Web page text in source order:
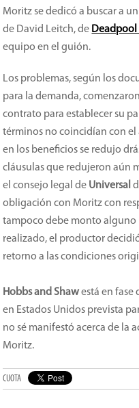
Moritz se dedicó a buscar a
de David Leitch, de Deadpool
equipo en el guión.
Los problemas, según los
para la demanda,
contrato para establecer su
términos no coincidían con
en los beneficios se redujo
cláusulas que redujeron aún
el consejo legal de Universal
obligación con Moritz con
tampoco debe monto alguno
realizado, el productor
retorno a las condiciones
Hobbs and Shawestá en fase
en Estados Unidos prevista
no sé manifestó acerca de la
Moritz.
CUOTA